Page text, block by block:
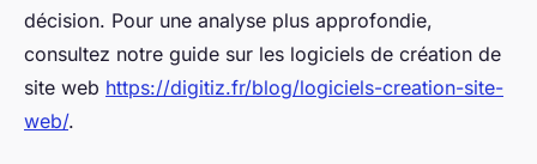
décision. Pour une analyse plus approfondie,
consultez notre guide sur les logiciels de création de
site web https://digitiz.fr/blog/logiciels-creation-site-
web/.